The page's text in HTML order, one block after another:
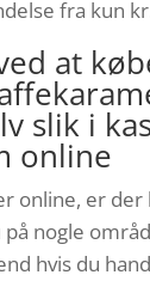
fra kun
at
slik i
online
online, er der
på nogle
hvis du